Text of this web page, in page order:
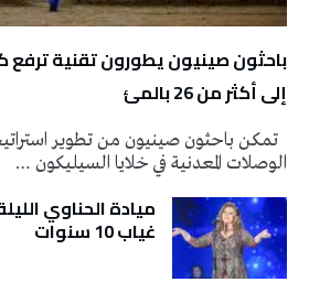
باحثون صينيون يطورون تقنية
إلى أكثر من 26 بالمئ
تمكن باحثون صينيون من تطوير
الوصلات المعدنية في خلايا السيليكون …
ميادة الحناوي
غياب 10 سنوات